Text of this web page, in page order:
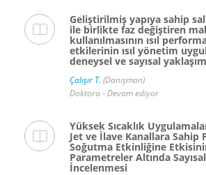
Geliştirilmiş yapıya sahip
ile birlikte faz değiştiren
kullanılmasının ısıl
etkilerinin ısıl yönetim
deneysel ve sayısal
Çalışır T. (Danışman)
Doktora - Devam ediyor
Yüksek Sıcaklık
Jet ve İlave Kanallara Sahip
Soğutma Etkinliğine
Parametreler Altında
İncelenmesi